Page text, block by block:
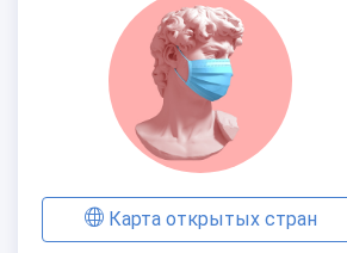
Карта открытых стран